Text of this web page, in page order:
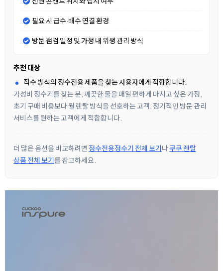
필요 시 급수·배수 연결 환경
방문 점검 일정 및 가정 내 위생 관리 방식
추천 대상
직수 방식의 정수전용 제품을 찾는 사용자에게 적합합니다.
가성비 정수기를 찾는 분, 깨끗한 물을 매일 편하게 마시고 싶은 가정,
초기 구매 비용보다 월 렌탈 방식을 선호하는 고객, 정기적인 방문 관리
서비스를 원하는 고객에게 적합합니다.
더 많은 옵션을 비교하려면 정수전용정수기 전체 보기나쿠쿠 렌탈
상품 전체 보기를 참고하세요.